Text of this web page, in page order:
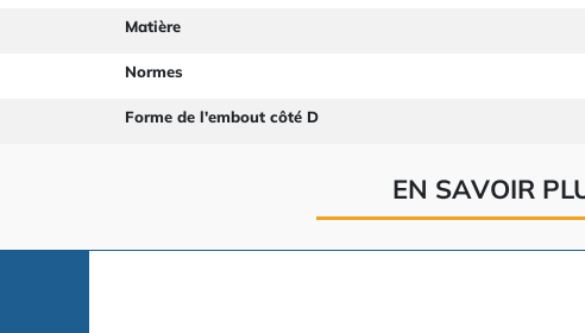
Matière
Normes
Forme de l'embout côté D
EN SAVOIR